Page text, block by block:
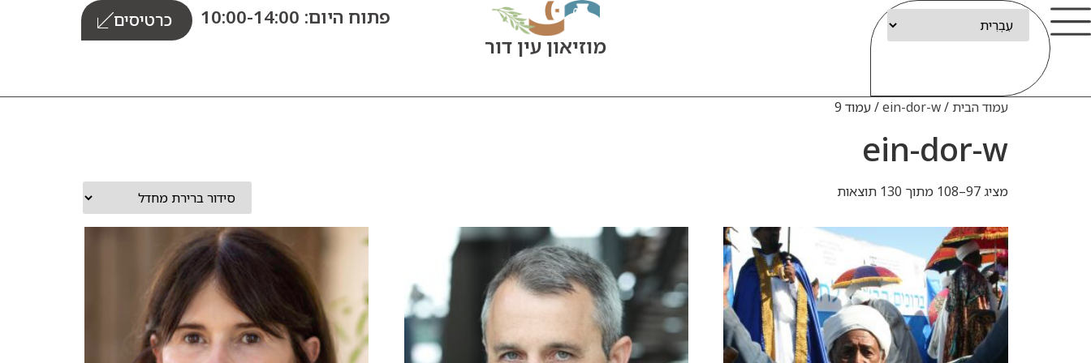
מוזיאון עין דור
פתוח היום: 10:00-14:00 כרטיסים
עמוד הבית /
ein-dor-w/ עמוד 9
ein-dor-w
מציג 97–108 מתוך 130 תוצאות